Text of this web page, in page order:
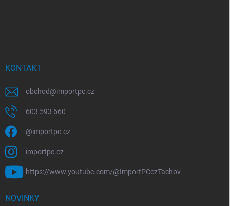
KONTAKT
obchod@importpc.cz
603 593 660
@importpc.cz
importpc.cz
https://www.youtube.com/@ImportPCczTachov
NOVINKY